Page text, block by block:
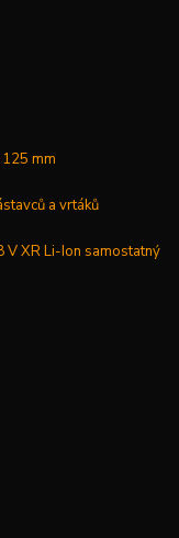
mm
a vrtáků
V XR Li-Ion samostatný